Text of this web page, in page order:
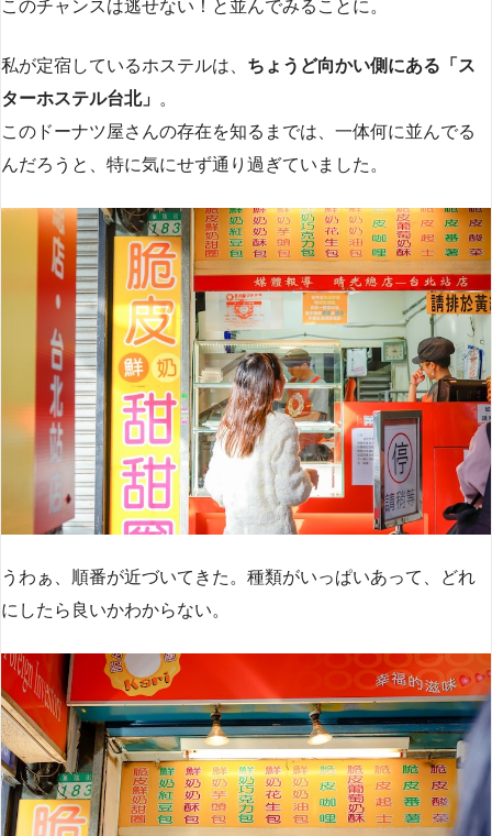
このチャンスは逃せない！と並んでみることに。
私が定宿しているホステルは、 ちょうど向かい側にある「ス
ターホステル台北」 。
このドーナツ屋さんの存在を知るまでは、一体何に並んでる
んだろうと、特に気にせず通り過ぎていました。
うわぁ、順番が近づいてきた。種類がいっぱいあって、どれ
にしたら良いかわからない。